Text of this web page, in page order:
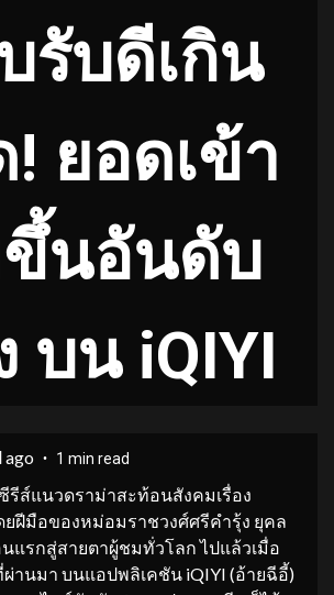
รับดีเกิน
ยอดเข้า
นอันดับ
บน iQIYI
ago 1 min read
รีส์แนวดราม่าสะท้อนสังคมเรื่อง
ดยฝีมือของหม่อมราชวงศ์ศรีคำรุ้ง ยุคล
แรกสู่สายตาผู้ชมทั่วโลก ไปแล้วเมื่อ
านมา บนแอปพลิเคชัน iQIYI (อ้ายฉีอี้)